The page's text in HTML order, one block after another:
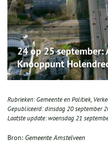
24 op 25 september:
Knooppunt
Rubrieken:Gemeente en Politiek,
Gepubliceerd:dinsdag 20 september
Laatste update:woensdag 21
Bron: Gemeente Amstelveen